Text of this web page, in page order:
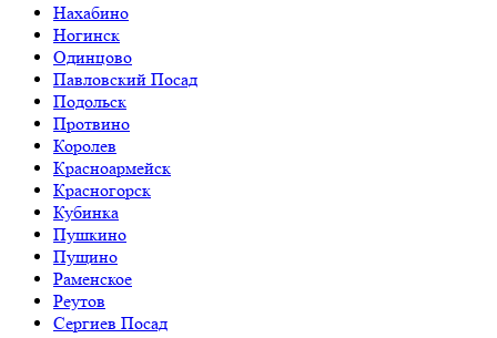
Нахабино
Ногинск
Одинцово
Павловский Посад
Подольск
Протвино
Королев
Красноармейск
Красногорск
Кубинка
Пушкино
Пущино
Раменское
Реутов
Сергиев Посад